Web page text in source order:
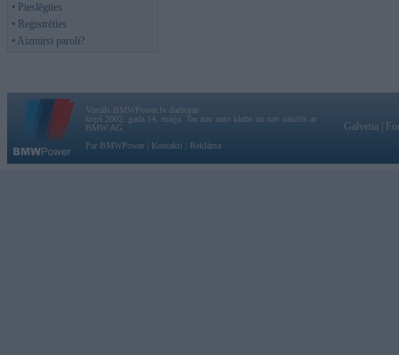
• Pieslēgties
• Reģistrēties
• Aizmirsi paroli?
Vortāls BMWPower.lv darbojas
kopš 2002. gada 14. maija. Tas nav auto klubs un nav saistīts ar
BMW AG.
Par BMWPower
Kontakti Reklāma
Galvena